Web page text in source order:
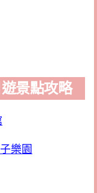
景點攻略
樂園